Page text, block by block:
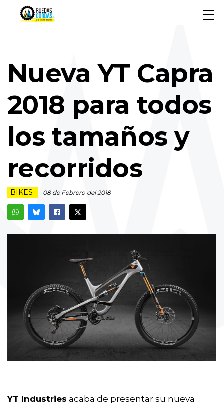
Nueva YT Capra
2018 para todos
los tamaños y
recorridos
BIKES 08 de Febrero del 2018
YT Industries acaba de presentar su nueva